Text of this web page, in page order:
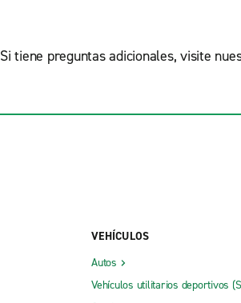
Si tiene preguntas adicionales, visite
VEHÍCULOS
Autos
Vehículos utilitarios deportivos